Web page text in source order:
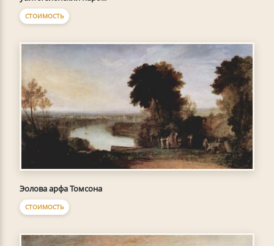
СТОИМОСТЬ
Эолова арфа Томсона
СТОИМОСТЬ